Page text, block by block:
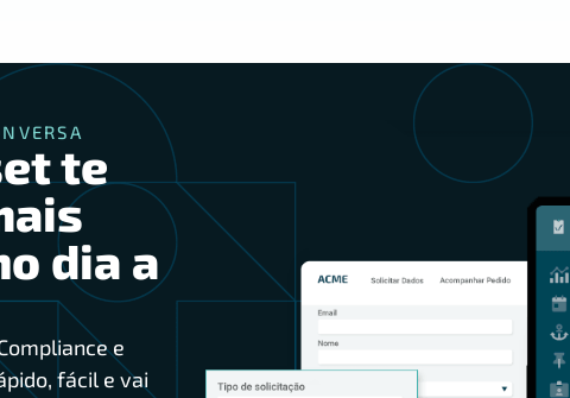
te
dia a
e
fácil e vai